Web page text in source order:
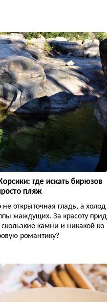
где искать бирюзов
пляж
открыточная гладь, а холод
жаждущих. За красоту прид
камни и никакой ко
романтику?